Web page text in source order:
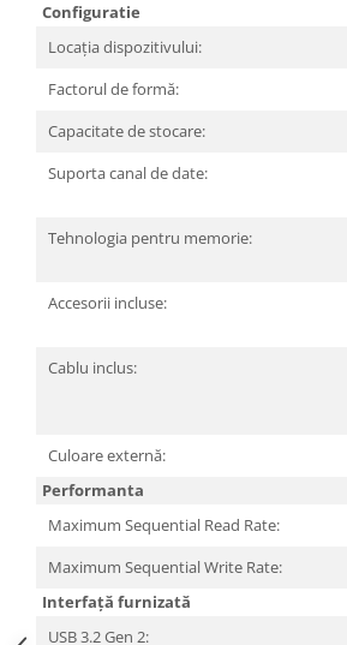
Cooler
Servere & Componente
Servere
Retelistica & Supraveghere
Printing
Multifunctionale
Imprimante
Configuratie
Locația dispozitivului:
Factorul de formă:
Capacitate de stocare:
Suporta canal de date:
Tehnologia pentru memorie:
Accesorii incluse:
Cablu inclus:
Culoare externă:
Performanta
Maximum Sequential Read Rate:
Maximum Sequential Write Rate:
Interfață furnizată
USB 3.2 Gen 2: